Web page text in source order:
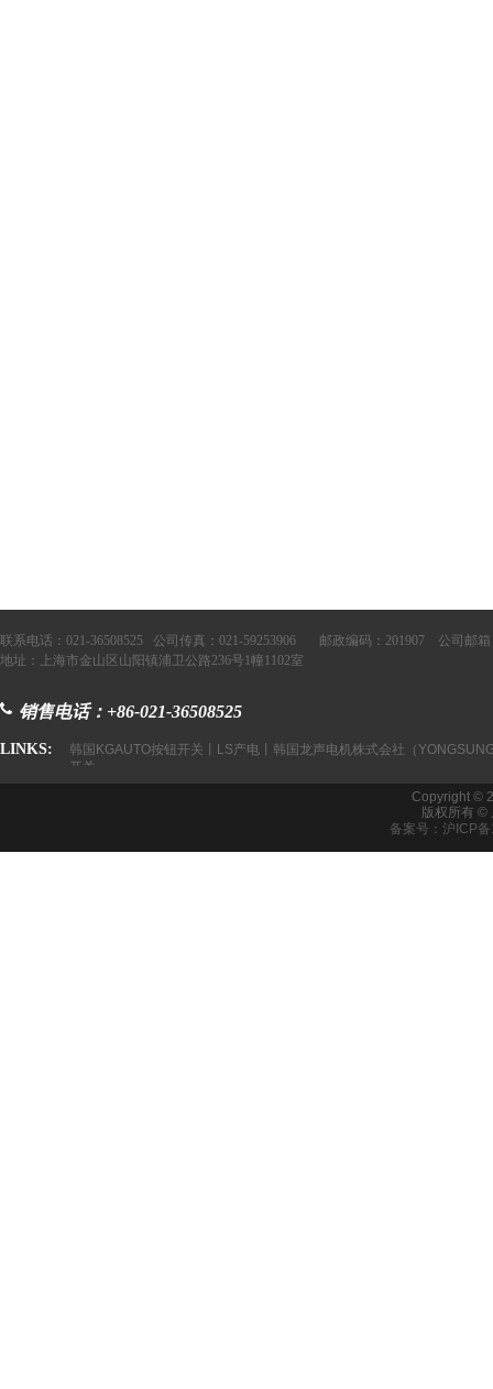
销售电话：+86-021-36508525
LINKS:
韩国KGAUTO按钮开关丨LS产电丨韩国龙声电机株式会社（
开关
联系电话：021-36508525 公司传真：021-59253906 邮政编码：201907 公司邮
地址：上海市金山区山阳镇浦卫公路236号1幢1102室
Copyright ©
版权所有
备案号：沪ICP